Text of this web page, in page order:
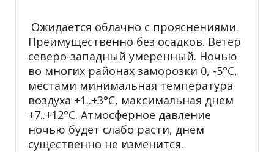
Ожидается облачно с прояснениями.
Преимущественно без осадков. Ветер
северо-западный умеренный. Ночью
во многих районах заморозки 0, -5°С,
местами минимальная температура
воздуха +1..+3°С, максимальная днем
+7..+12°С. Атмосферное давление
ночью будет слабо расти, днем
существенно не изменится.